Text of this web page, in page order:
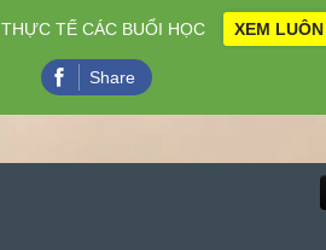
TẾ CÁC BUỔI HỌC XEM LUÔN
Share